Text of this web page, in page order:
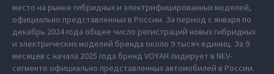
место на рынке гибридных и электрифицированных моделей,
официально представленных в России. За период с января по
декабрь 2024 года общее число регистраций новых гибридных
и электрических моделей бренда около 9 тысяч единиц. За 9
месяцев с начала 2025 года бренд VOYAH лидирует в NEV-
сегменте официально представленных автомобилей в России.